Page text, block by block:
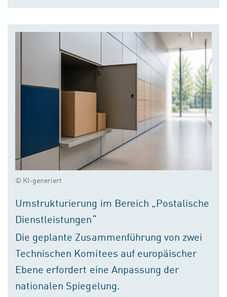
© KI-generiert
Umstrukturierung im Bereich „Postalische
Dienstleistungen“
Die geplante Zusammenführung von zwei
Technischen Komitees auf europäischer
Ebene erfordert eine Anpassung der
nationalen Spiegelung.